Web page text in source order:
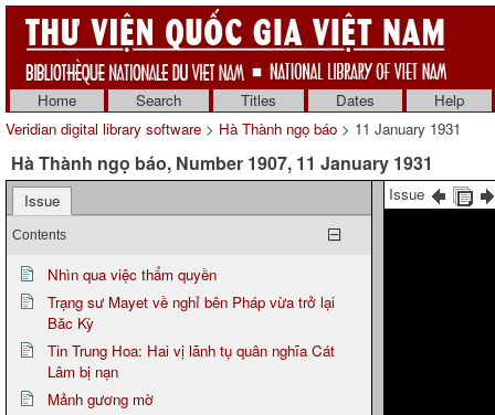
Home Search Titles Dates
Help
Veridian digital library software > Hà Thành ngọ báo > 11 January 1931
Hà Thành ngọ báo, Number 1907, 11 January 1931
Issue
Contents
Nhìn qua việc thẩm quyền
Trạng sư Mayet về nghỉ bên Pháp vừa trở lại
Băc Kỳ
Tin Trung Hoa: Hai vị lãnh tụ quân nghĩa Cát
Lâm bị nạn
Mảnh gương mờ
Issue